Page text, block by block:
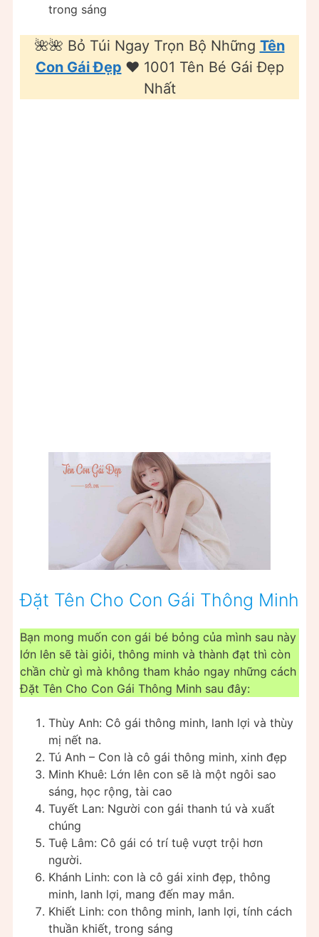
trong sáng
🌺🌺 Bỏ Túi Ngay Trọn Bộ Những Tên
Con Gái Đẹp ❤️️ 1001 Tên Bé Gái Đẹp
Nhất
Đặt Tên Cho Con Gái Thông Minh
Bạn mong muốn con gái bé bỏng của mình sau này
lớn lên sẽ tài giỏi, thông minh và thành đạt thì còn
chần chừ gì mà không tham khảo ngay những cách
Đặt Tên Cho Con Gái Thông Minh sau đây:
Thùy Anh: Cô gái thông minh, lanh lợi và thùy
mị nết na.
Tú Anh – Con là cô gái thông minh, xinh đẹp
Minh Khuê: Lớn lên con sẽ là một ngôi sao
sáng, học rộng, tài cao
Tuyết Lan: Người con gái thanh tú và xuất
chúng
Tuệ Lâm: Cô gái có trí tuệ vượt trội hơn
người.
Khánh Linh: con là cô gái xinh đẹp, thông
minh, lanh lợi, mang đến may mắn.
Khiết Linh: con thông minh, lanh lợi, tính cách
thuần khiết, trong sáng